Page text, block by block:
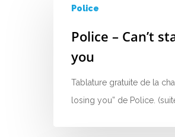
Police
Police – Can’t
you
Tablature gratuite de la
losing you” de Police.